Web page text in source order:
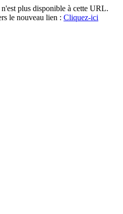
plus disponible à cette URL.
le nouveau lien : Cliquez-ici